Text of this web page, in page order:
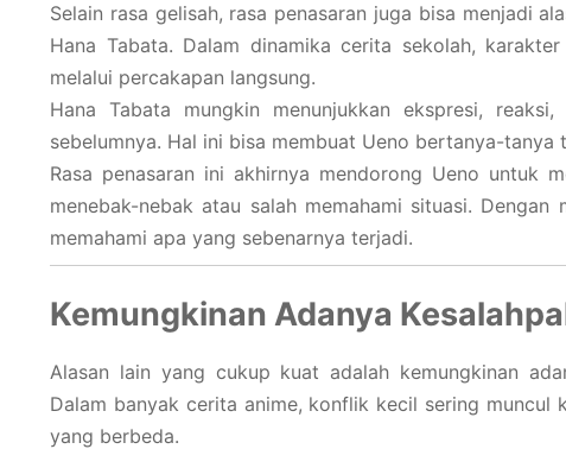
Selain rasa gelisah, rasa penasaran juga bisa menjadi
Hana Tabata. Dalam dinamika cerita sekolah,
melalui percakapan langsung.
Hana Tabata mungkin menunjukkan ekspresi,
sebelumnya. Hal ini bisa membuat Ueno bertanya-
Rasa penasaran ini akhirnya mendorong Ueno untuk
menebak-nebak atau salah memahami situasi.
memahami apa yang sebenarnya terjadi.
Kemungkinan Adanya
Alasan lain yang cukup kuat adalah kemungkinan
Dalam banyak cerita anime, konflik kecil sering
yang berbeda.